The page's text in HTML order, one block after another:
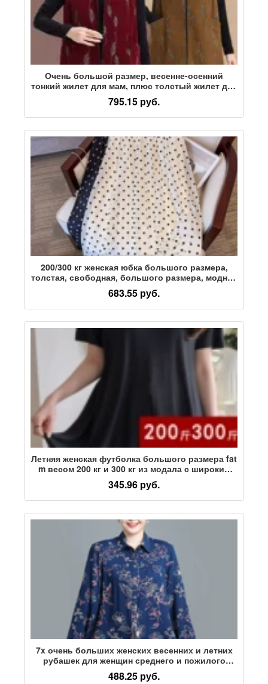
Очень большой размер, весенне-осенний
тонкий жилет для мам, плюс толстый жилет для
пожилых женщин, большой размер, 200 кг,
женская одежда среднего и пожилого возраста
795.15 руб.
200/300 кг женская юбка большого размера,
толстая, свободная, большого размера, модная
шифоновая юбка из флока, 350 кг 3161
683.55 руб.
Летняя женская футболка большого размера fat
m весом 200 кг и 300 кг из модала с широким
подолом и короткими рукавами № 11
345.96 руб.
7x очень больших женских весенних и летних
рубашек для женщин среднего и пожилого
возраста, а также рубашка-кардиган для
полных матерей весом 200 кг.
488.25 руб.